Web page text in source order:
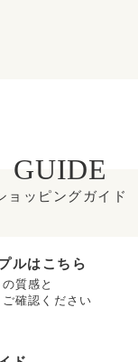
GUIDE
ョッピングガイド
ルはこちら
質感と
確認ください